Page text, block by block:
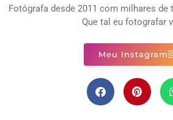
Fotógrafa desde 2011 com milhares de
Que tal eu fotografar
Meu Instagram